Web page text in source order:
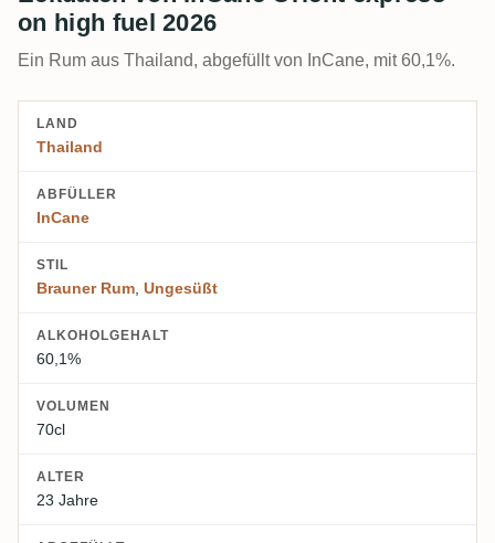
on high fuel 2026
Ein Rum aus Thailand, abgefüllt von InCane, mit 60,1%.
LAND
Thailand
ABFÜLLER
InCane
STIL
Brauner Rum Ungesüßt
ALKOHOLGEHALT
60,1%
VOLUMEN
70cl
ALTER
23 Jahre